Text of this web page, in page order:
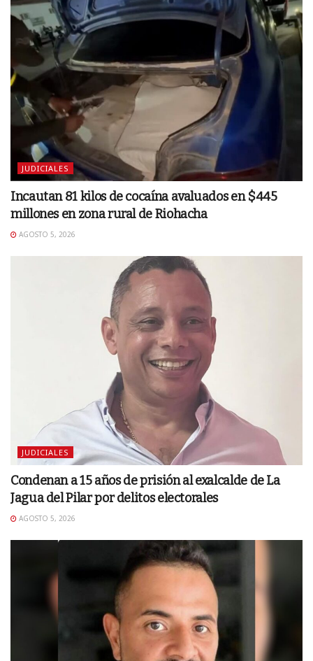
JUDICIALES
Incautan 81 kilos de cocaína avaluados en $445
millones en zona rural de Riohacha
AGOSTO 5, 2026
JUDICIALES
Condenan a 15 años de prisión al exalcalde de La
Jagua del Pilar por delitos electorales
AGOSTO 5, 2026